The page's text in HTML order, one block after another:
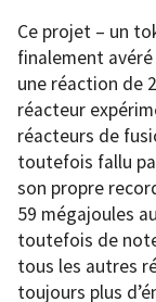
Ce projet – un
finalement
une réaction de
réacteur
réacteurs de
toutefois fallu
son propre
59 mégajoules
toutefois de
tous les autres
toujours plus